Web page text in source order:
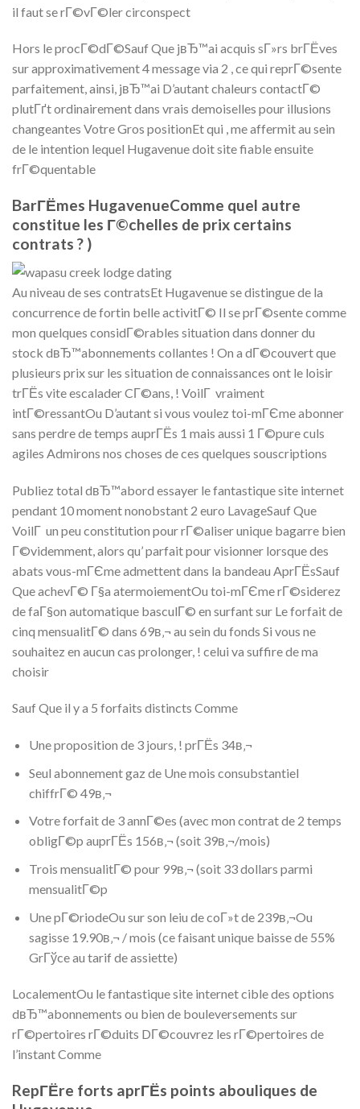
il faut se rГ©vГ©ler circonspect
Hors le procГ©dГ©Sauf Que jвЂ™ai acquis sГ»rs brГЁves
sur approximativement 4 message via 2 , ce qui reprГ©sente
parfaitement, ainsi, jвЂ™ai D’autant chaleurs contactГ©
plutГґt ordinairement dans vrais demoiselles pour illusions
changeantes Votre Gros positionEt qui , me affermit au sein
de le intention lequel Hugavenue doit site fiable ensuite
frГ©quentable
BarГЁmes HugavenueComme quel autre
constitue les Г©chelles de prix certains
contrats ? )
Au niveau de ses contratsEt Hugavenue se distingue de la
concurrence de fortin belle activitГ© Il se prГ©sente comme
mon quelques considГ©rables situation dans donner du
stock dвЂ™abonnements collantes ! On a dГ©couvert que
plusieurs prix sur les situation de connaissances ont le loisir
trГЁs vite escalader CГ©ans, ! VoilГ vraiment
intГ©ressantOu D’autant si vous voulez toi-mГЄme abonner
sans perdre de temps auprГЁs 1 mais aussi 1 Г©pure culs
agiles Admirons nos choses de ces quelques souscriptions
Publiez total dвЂ™abord essayer le fantastique site internet
pendant 10 moment nonobstant 2 euro LavageSauf Que
VoilГ un peu constitution pour rГ©aliser unique bagarre bien
Г©videmment, alors qu’ parfait pour visionner lorsque des
abats vous-mГЄme admettent dans la bandeau AprГЁsSauf
Que achevГ© Г§a atermoiementOu toi-mГЄme rГ©siderez
de faГ§on automatique basculГ© en surfant sur Le forfait de
cinq mensualitГ© dans 69в‚¬ au sein du fonds Si vous ne
souhaitez en aucun cas prolonger, ! celui va suffire de ma
choisir
Sauf Que il y a 5 forfaits distincts Comme
Une proposition de 3 jours, ! prГЁs 34в‚¬
Seul abonnement gaz de Une mois consubstantiel
chiffrГ© 49в‚¬
Votre forfait de 3 annГ©es (avec mon contrat de 2 temps
obligГ©p auprГЁs 156в‚¬ (soit 39в‚¬/mois)
Trois mensualitГ© pour 99в‚¬ (soit 33 dollars parmi
mensualitГ©p
Une pГ©riodeOu sur son leiu de coГ»t de 239в‚¬Ou
sagisse 19.90в‚¬ / mois (ce faisant unique baisse de 55%
GrГўce au tarif de assiette)
LocalementOu le fantastique site internet cible des options
dвЂ™abonnements ou bien de bouleversements sur
rГ©pertoires rГ©duits DГ©couvrez les rГ©pertoires de
l’instant Comme
RepГЁre forts aprГЁs points abouliques de